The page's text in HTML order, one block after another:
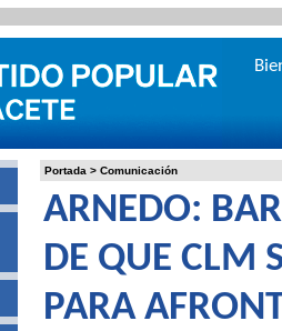
Portada > Comunicación
ARNEDO:
DE QUE CLM
PARA